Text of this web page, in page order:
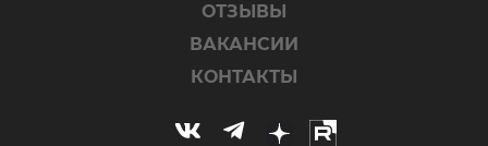
ОТЗЫВЫ
ВАКАНСИИ
КОНТАКТЫ